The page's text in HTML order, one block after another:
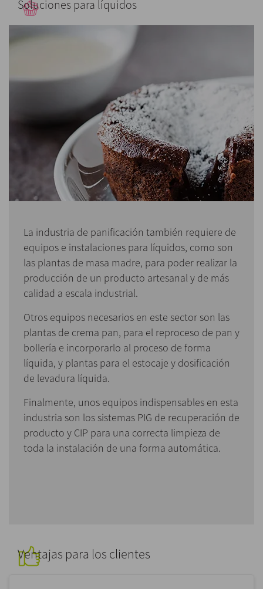
Soluciones para líquidos
La industria de panificación también requiere de
equipos e instalaciones para líquidos, como son
las plantas de masa madre, para poder realizar la
producción de un producto artesanal y de más
calidad a escala industrial.
Otros equipos necesarios en este sector son las
plantas de crema pan, para el reproceso de pan y
bollería e incorporarlo al proceso de forma
líquida, y plantas para el estocaje y dosificación
de levadura líquida.
Finalmente, unos equipos indispensables en esta
industria son los sistemas PIG de recuperación de
producto y CIP para una correcta limpieza de
toda la instalación de una forma automática.
Ventajas para los clientes